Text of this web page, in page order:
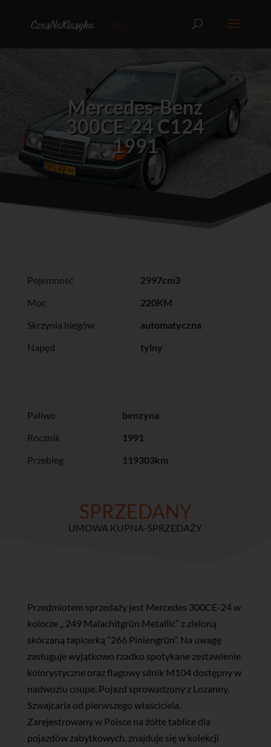
Mercedes-Benz
300CE-24 C124
1991
Pojemność
2997cm3
Moc
220KM
Skrzynia biegów
automatyczna
Napęd
tylny
Paliwo
benzyna
Rocznik
1991
Przebieg
119303km
SPRZEDANY
UMOWA KUPNA-SPRZEDAŻY
Przedmiotem sprzedaży jest Mercedes 300CE-24 w
kolorze „ 249 Malachitgrün Metallic” z zieloną
skórzaną tapicerką “266 Piniengrün”. Na uwagę
zasługuje wyjątkowo rzadko spotykane zestawienie
kolorystyczne oraz flagowy silnik M104 dostępny w
nadwoziu coupe. Pojazd sprowadzony z Lozanny,
Szwajcaria od pierwszego właściciela.
Zarejestrowany w Polsce na żółte tablice dla
pojazdów zabytkowych, znajduje się w kolekcji